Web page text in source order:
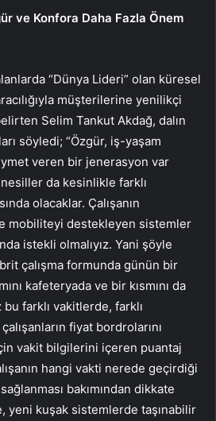
ve Konfora Daha Fazla Önem
“Dünya Lideri” olan küresel
müşterilerine yenilikçi
Selim Tankut Akdağ, dalın
söyledi; “Özgür, iş-yaşam
veren bir jenerasyon var
da kesinlikle farklı
olacaklar. Çalışanın
mobiliteyi destekleyen sistemler
istekli olmalıyız. Yani şöyle
çalışma formunda günün bir
kafeteryada ve bir kısmını da
farklı vakitlerde, farklı
fiyat bordrolarını
vakit bilgilerini içeren puantaj
hangi vakti nerede geçirdiği
bakımından dikkate
yeni kuşak sistemlerde taşınabilir